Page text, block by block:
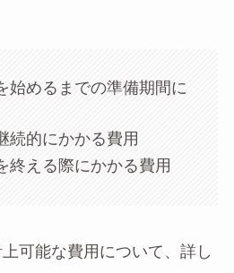
始めるまでの準備期間に
続的にかかる費用
終える際にかかる費用
可能な費用について、詳し